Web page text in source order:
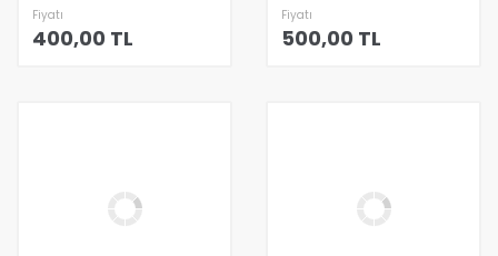
Fiyatı
400,00 TL
Fiyatı
500,00 TL